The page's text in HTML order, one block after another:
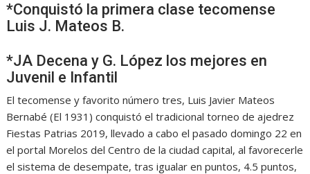
*Conquistó la primera clase tecomense
Luis J. Mateos B.
*JA Decena y G. López los mejores en
Juvenil e Infantil
El tecomense y favorito número tres, Luis Javier Mateos
Bernabé (El 1931) conquistó el tradicional torneo de ajedrez
Fiestas Patrias 2019, llevado a cabo el pasado domingo 22 en
el portal Morelos del Centro de la ciudad capital, al favorecerle
el sistema de desempate, tras igualar en puntos, 4.5 puntos,